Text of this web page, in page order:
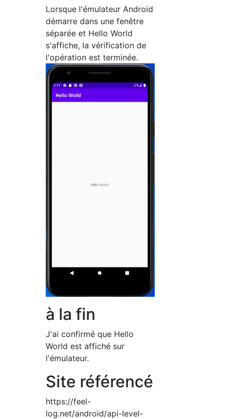
Lorsque l'émulateur Android
démarre dans une fenêtre
séparée et Hello World
s'affiche, la vérification de
l'opération est terminée.
à la fin
J'ai confirmé que Hello
World est affiché sur
l'émulateur.
Site référencé
https://feel-
log.net/android/api-level-